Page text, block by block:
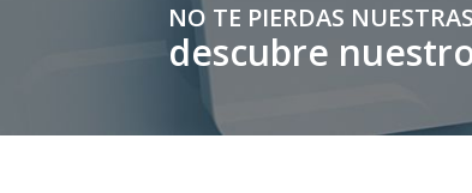
NO TE PIERDAS
descubre